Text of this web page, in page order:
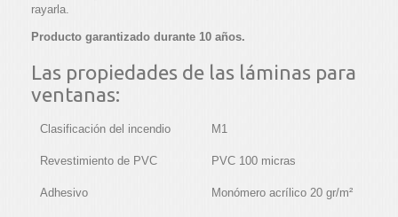
rayarla.
Producto garantizado durante 10 años.
Las propiedades de las láminas para
ventanas:
Clasificación del incendio M1
Revestimiento de PVC PVC 100 micras
Adhesivo Monómero acrílico 20 gr/m²